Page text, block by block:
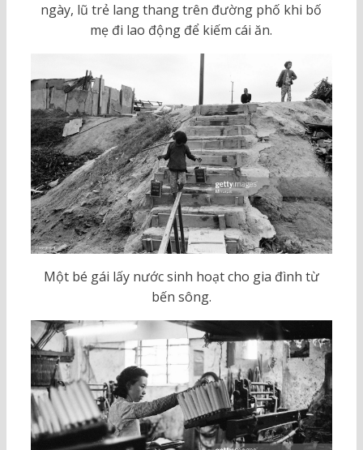
ngày, lũ trẻ lang thang trên đường phố khi bố
mẹ đi lao động để kiếm cái ăn.
Một bé gái lấy nước sinh hoạt cho gia đình từ
bến sông.